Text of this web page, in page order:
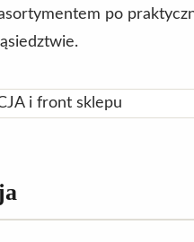
po